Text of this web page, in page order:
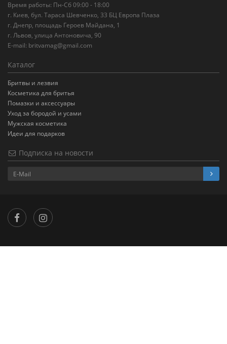
Время работы: Пн-Сб 09:00 - 18:00
г. Киев, бул. Тараса Шевченко, 33 БЦ Европа Плаза
г. Днепр, площадь Героев Майдана, 1
г. Львов, улица Антоновича, 90
E-mail: britvamag@gmail.com
Каталог
Бритвы и лезвия
Косметика для бритья
Помазки и аксессуары
Уход за бородой и усами
Мужская косметика
Идеи для подарков
Подписка на новости